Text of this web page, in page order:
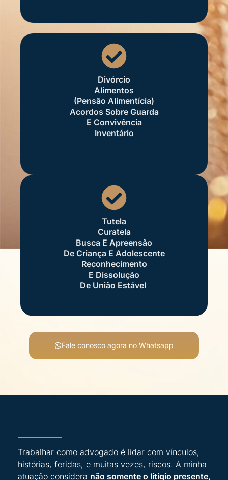
Divórcio
Alimentos
(pensão Alimentícia)
Acordos Sobre Guarda
E Convivência
Inventário
Tutela
Curatela
Busca E Apreensão
De Criança E Adolescente
Reconhecimento
E Dissolução
De União Estável
Fale conosco agora no Whatsapp
Trabalhar como advogado é lidar com vínculos,
histórias, feridas, e muitas vezes, riscos. A minha
atuação considera não somente o litígio presente,